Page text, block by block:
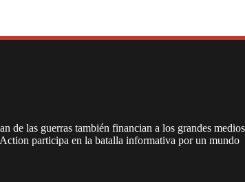
de las guerras también financian a los grandes medios
participa en la batalla informativa por un mundo